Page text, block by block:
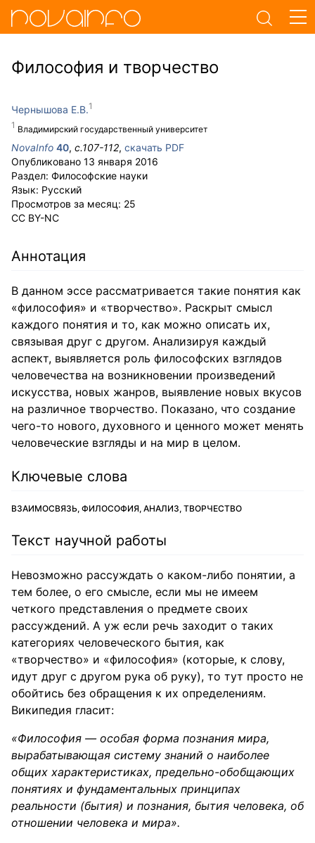
Философия и творчество
Чернышова Е.В.
Владимирский государственный университет
NovaInfo 40, с.107-112, скачать PDF
Опубликовано 13 января 2016
Раздел: Философские науки
Язык: Русский
Просмотров за месяц: 25
CC BY-NC
Аннотация
В данном эссе рассматривается такие понятия как
«философия» и «творчество». Раскрыт смысл
каждого понятия и то, как можно описать их,
связывая друг с другом. Анализируя каждый
аспект, выявляется роль философских взглядов
человечества на возникновении произведений
искусства, новых жанров, выявление новых вкусов
на различное творчество. Показано, что создание
чего-то нового, духовного и ценного может менять
человеческие взгляды и на мир в целом.
Ключевые слова
ВЗАИМОСВЯЗЬ, ФИЛОСОФИЯ, АНАЛИЗ, ТВОРЧЕСТВО
Текст научной работы
Невозможно рассуждать о каком-либо понятии, а
тем более, о его смысле, если мы не имеем
четкого представления о предмете своих
рассуждений. А уж если речь заходит о таких
категориях человеческого бытия, как
«творчество» и «философия» (которые, к слову,
идут друг с другом рука об руку), то тут просто не
обойтись без обращения к их определениям.
Википедия гласит:
«Философия — особая форма познания мира,
вырабатывающая систему знаний о наиболее
общих характеристиках, предельно-обобщающих
понятиях и фундаментальных принципах
реальности (бытия) и познания, бытия человека, об
отношении человека и мира».